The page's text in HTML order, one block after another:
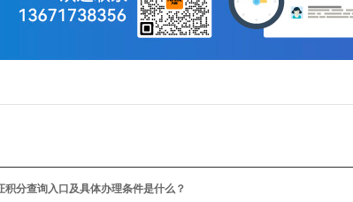
积分查询入口及具体办理条件是什么？